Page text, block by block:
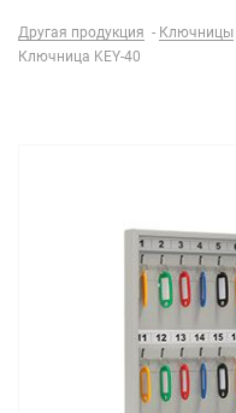
Другая продукция Ключницы
Ключница KEY-40